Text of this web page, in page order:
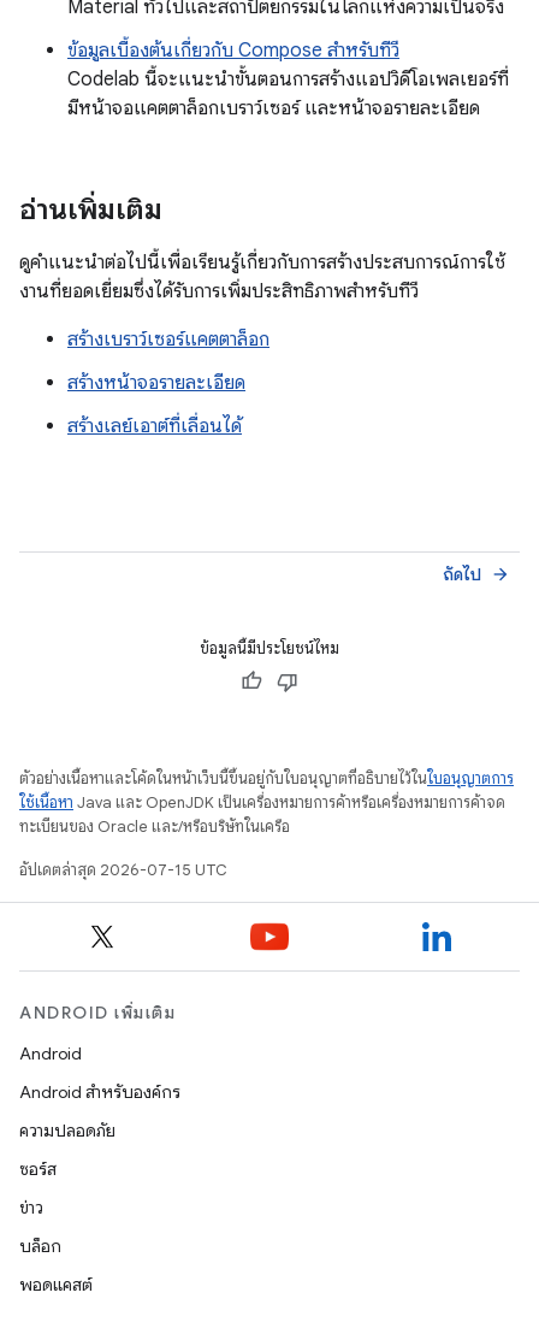
Material ทั่วไปและสถาปัตยกรรมในโลกแห่งความเป็นจริง
ข้อมูลเบื้องต้นเกี่ยวกับ Compose สำหรับทีวี
Codelab นี้จะแนะนำขั้นตอนการสร้างแอปวิดีโอเพลเยอร์ที่
มีหน้าจอแคตตาล็อกเบราว์เซอร์ และหน้าจอรายละเอียด
อ่านเพิ่มเติม
ดูคำแนะนำต่อไปนี้เพื่อเรียนรู้เกี่ยวกับการสร้างประสบการณ์การใช้
งานที่ยอดเยี่ยมซึ่งได้รับการเพิ่มประสิทธิภาพสำหรับทีวี
สร้างเบราว์เซอร์แคตตาล็อก
สร้างหน้าจอรายละเอียด
สร้างเลย์เอาต์ที่เลื่อนได้
ถัดไป arrow_forward
ข้อมูลนี้มีประโยชน์ไหม
ตัวอย่างเนื้อหาและโค้ดในหน้าเว็บนี้ขึ้นอยู่กับใบอนุญาตที่อธิบายไว้ในใบอนุญาตการ
ใช้เนื้อหา Java และ OpenJDK เป็นเครื่องหมายการค้าหรือเครื่องหมายการค้าจด
ทะเบียนของ Oracle และ/หรือบริษัทในเครือ
อัปเดตล่าสุด 2026-07-15 UTC
ANDROID เพิ่มเติม
Android
Android สำหรับองค์กร
ความปลอดภัย
ซอร์ส
ข่าว
บล็อก
พอดแคสต์